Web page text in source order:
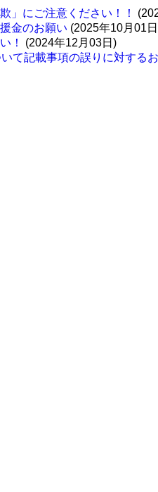
」にご注意ください！！
金のお願い (2025年10月01
！
(2024年12月03日)
て記載事項の誤りに対する